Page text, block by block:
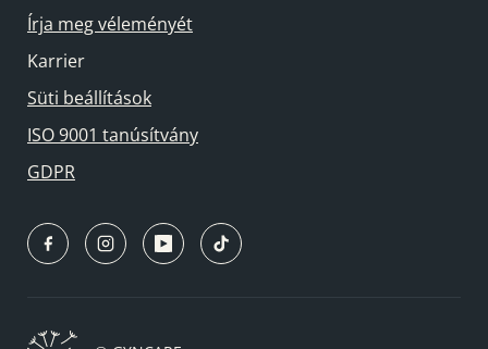
Írja meg véleményét
Karrier
Süti beállítások
ISO 9001 tanúsítvány
GDPR